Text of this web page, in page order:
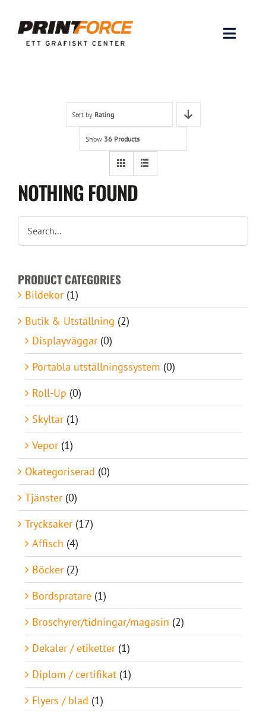
content
Toggle
INSPIRATION
Om oss
Sort by Rating
Show 36 Products
NOTHING FOUND
PRODUCT CATEGORIES
Bildekor (1)
Butik & Utställning (2)
Displayväggar (0)
Portabla utställningssystem (0)
Roll-Up (0)
Skyltar (1)
Vepor (1)
Okategoriserad (0)
Tjänster (0)
Trycksaker (17)
Affisch (4)
Böcker (2)
Bordspratare (1)
Broschyrer/tidningar/magasin (2)
Dekaler / etiketter (1)
Diplom / certifikat (1)
Flyers / blad (1)